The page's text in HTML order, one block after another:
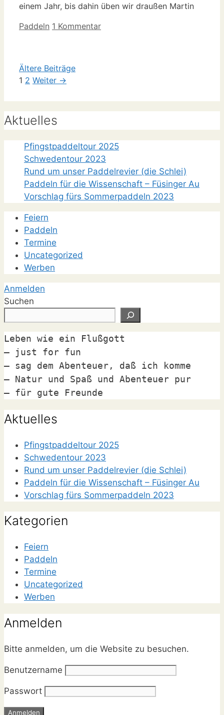
einem Jahr, bis dahin üben wir draußen Martin
Kategorien
Paddeln 1 Kommentar
Ältere Beiträge
Seite
1 Seite
2 Weiter →
Aktuelles
Pfingstpaddeltour 2025
Schwedentour 2023
Rund um unser Paddelrevier (die Schlei)
Paddeln für die Wissenschaft – Füsinger Au
Vorschlag fürs Sommerpaddeln 2023
Feiern
Paddeln
Termine
Uncategorized
Werben
Anmelden
Suchen
Leben wie ein Flußgott
– just for fun
– sag dem Abenteuer, daß ich komme
– Natur und Spaß und Abenteuer pur
– für gute Freunde
Aktuelles
Pfingstpaddeltour 2025
Schwedentour 2023
Rund um unser Paddelrevier (die Schlei)
Paddeln für die Wissenschaft – Füsinger Au
Vorschlag fürs Sommerpaddeln 2023
Kategorien
Feiern
Paddeln
Termine
Uncategorized
Werben
Anmelden
Bitte anmelden, um die Website zu besuchen.
Benutzername
Passwort